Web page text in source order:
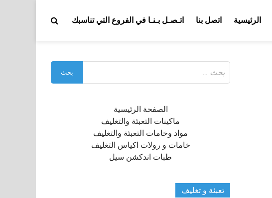
الرئيسية اتصل بنا اتـصـل بـنـا في الفروع التي تناسبك
عن:
الصفحة الرئيسية
ماكينات التعبئة والتغليف
مواد وخامات التعبئة والتغليف
خامات و رولات اكياس التغليف
طبات اندكشن سيل
تعبئة و تغليف